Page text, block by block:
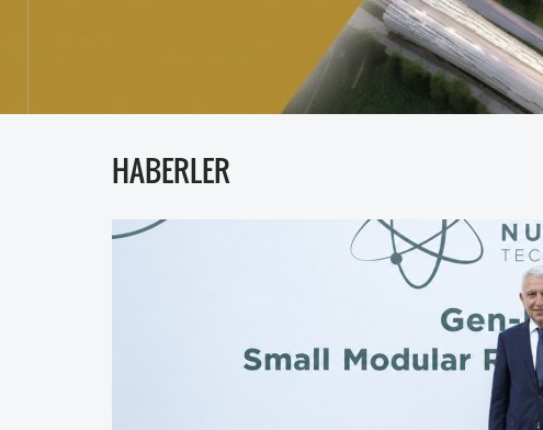
HABERLER